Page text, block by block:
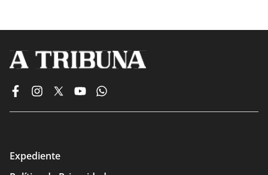
Expediente